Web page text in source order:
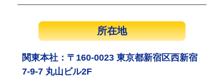
所在地
関東本社：〒160-0023 東京都新宿区西新宿
7-9-7 丸山ビル2F